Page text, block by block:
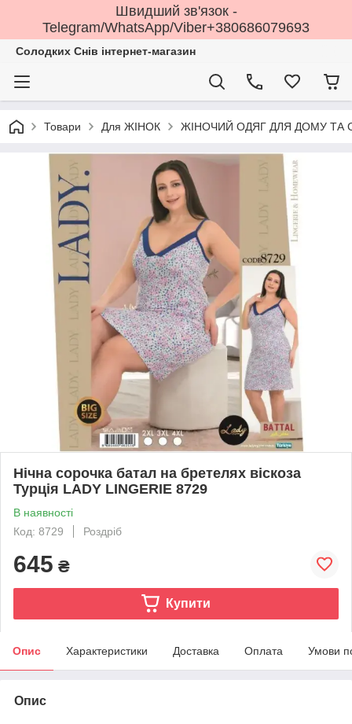
Швидший зв'язок -
Telegram/WhatsApp/Viber+380686079693
Солодких Снів інтернет-магазин
Товари Для ЖІНОК ЖІНОЧИЙ ОДЯГ ДЛЯ ДОМУ ТА
Нічна сорочка батал на бретелях віскоза
Турція LADY LINGERIE 8729
В наявності
Код: 8729
Роздріб
645 ₴
Купити
Опис Характеристики Доставка Оплата Умови
Опис